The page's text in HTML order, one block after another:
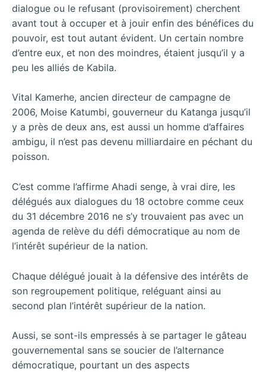
dialogue ou le refusant (provisoirement) cherchent
avant tout à occuper et à jouir enfin des bénéfices du
pouvoir, est tout autant évident. Un certain nombre
d’entre eux, et non des moindres, étaient jusqu’il y a
peu les alliés de Kabila.
Vital Kamerhe, ancien directeur de campagne de
2006, Moise Katumbi, gouverneur du Katanga jusqu’il
y a près de deux ans, est aussi un homme d’affaires
ambigu, il n’est pas devenu milliardaire en péchant du
poisson.
C’est comme l’affirme Ahadi senge, à vrai dire, les
délégués aux dialogues du 18 octobre comme ceux
du 31 décembre 2016 ne s’y trouvaient pas avec un
agenda de relève du défi démocratique au nom de
l’intérêt supérieur de la nation.
Chaque délégué jouait à la défensive des intérêts de
son regroupement politique, reléguant ainsi au
second plan l’intérêt supérieur de la nation.
Aussi, se sont-ils empressés à se partager le gâteau
gouvernemental sans se soucier de l’alternance
démocratique, pourtant un des aspects